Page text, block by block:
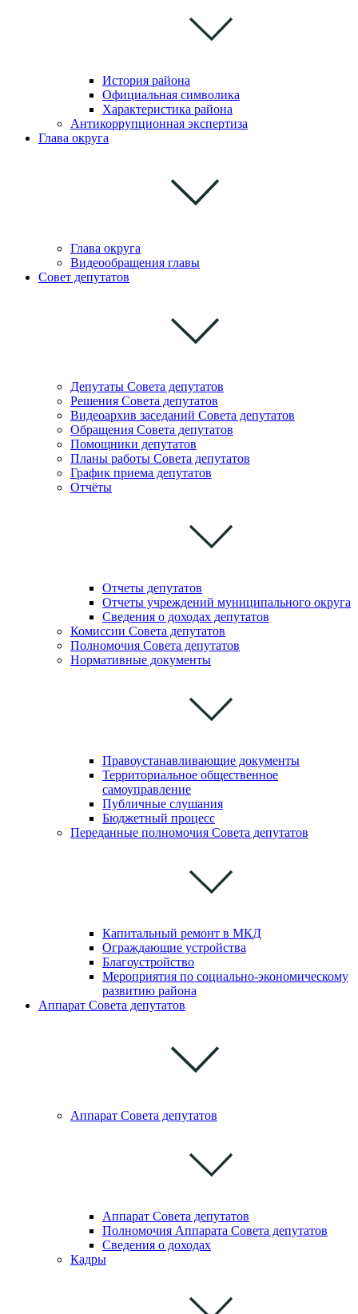
История района
Официальная символика
Характеристика района
Антикоррупционная экспертиза
Глава округа
Глава округа
Видеообращения главы
Совет депутатов
Депутаты Совета депутатов
Решения Совета депутатов
Видеоархив заседаний Совета депутатов
Обращения Совета депутатов
Помощники депутатов
Планы работы Совета депутатов
График приема депутатов
Отчёты
Отчеты депутатов
Отчеты учреждений муниципального округа
Сведения о доходах депутатов
Комиссии Cовета депутатов
Полномочия Совета депутатов
Нормативные документы
Правоустанавливающие документы
Территориальное общественное
самоуправление
Публичные слушания
Бюджетный процесс
Переданные полномочия Совета депутатов
Капитальный ремонт в МКД
Ограждающие устройства
Благоустройство
Мероприятия по социально-экономическому
развитию района
Аппарат Совета депутатов
Аппарат Совета депутатoв
Аппарат Совета депутатов
Полномочия Аппарата Совета депутатов
Сведения о доходах
Кадры